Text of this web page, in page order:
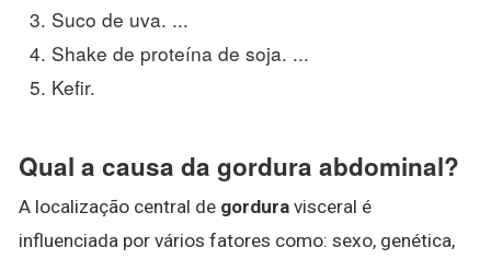
Suco de uva. ...
Shake de proteína de soja. ...
Kefir.
Qual a causa da gordura abdominal?
A localização central de gordura visceral é
influenciada por vários fatores como: sexo, genética,